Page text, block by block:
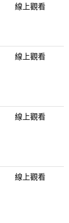
線上觀看
線上觀看
線上觀看
線上觀看